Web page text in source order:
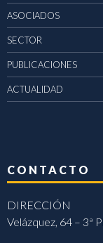
ASOCIADOS
SECTOR
PUBLICACIONES
ACTUALIDAD
CONTACTO
DIRECCIÓN
Velázquez, 64 – 3ª